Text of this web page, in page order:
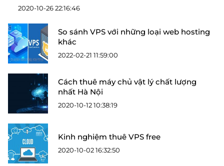
2020-10-26 22:16:46
So sánh VPS với những loại web hosting
khác
2022-02-21 11:59:00
Cách thuê máy chủ vật lý chất lượng
nhất Hà Nội
2020-10-12 10:38:19
Kinh nghiệm thuê VPS free
2020-10-02 16:32:50